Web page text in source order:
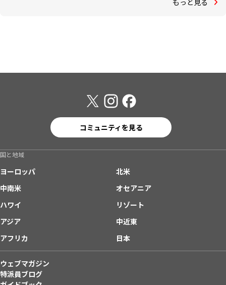
コミュニティを見る
国と地域
ヨーロッパ
北米
中南米
オセアニア
ハワイ
リゾート
アジア
中近東
アフリカ
日本
ウェブマガジン
特派員ブログ